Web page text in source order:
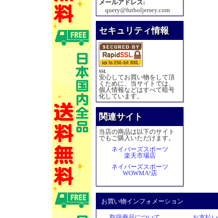
メールアドレス:
query@futboljersey.com
セキュリティ情報
SSL
安心してお買い物をして頂
くために、当サイトでは、
個人情報などはすべて暗号
化しています。
関連サイト
当店の商品は以下のサイト
でもご購入いただけます。
ネイバーズスポーツ
楽天市場店
ネイバーズスポーツ
WOWMA!店
お買い物インフォメーション